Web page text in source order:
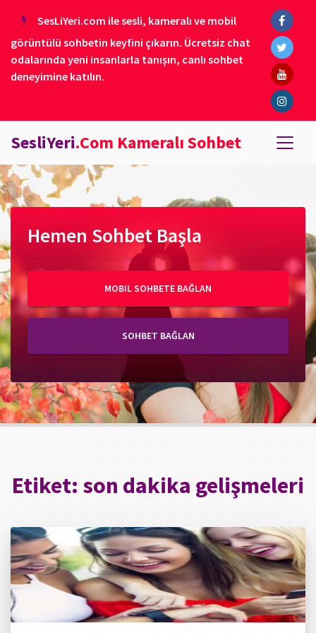
SesLiYeri.com ile sesli, kameralı ve mobil
görüntülü sohbetin keyfini çıkarın. Ücretsiz chat
odalarında yeni insanlarla tanışın, canlı sohbet
deneyimine katılın.
SesliYeri.Com Kameralı Sohbet
Hemen Sohbet Başla
MOBIL SOHBETE BAĞLAN
SOHBET BAĞLAN
Etiket: son dakika gelişmeleri